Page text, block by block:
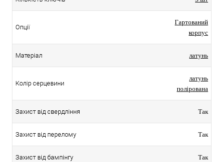
Опції
Гартований
корпус
Матеріал латунь
Колір серцевини
латунь
полірована
Захист від свердління Так
Захист від перелому Так
Захист від бампінгу Так